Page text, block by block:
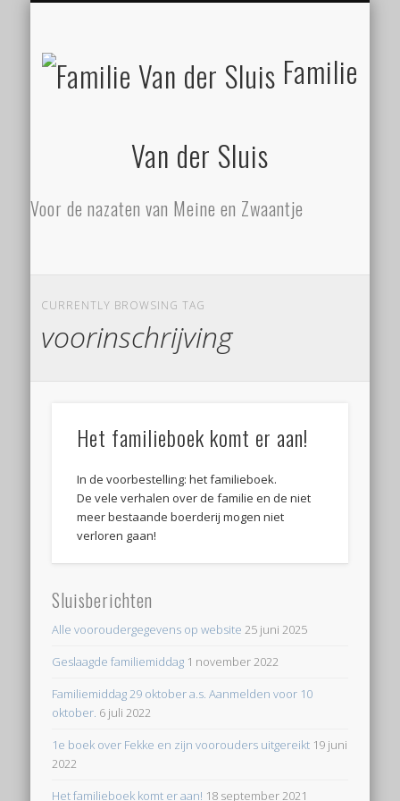
Familie
Van der Sluis
Voor de nazaten van Meine en Zwaantje
CURRENTLY BROWSING TAG
voorinschrijving
Het familieboek komt er aan!
In de voorbestelling: het familieboek.
De vele verhalen over de familie en de niet
meer bestaande boerderij mogen niet
verloren gaan!
Sluisberichten
Alle vooroudergegevens op website 25 juni 2025
Geslaagde familiemiddag 1 november 2022
Familiemiddag 29 oktober a.s. Aanmelden voor 10
oktober. 6 juli 2022
1e boek over Fekke en zijn voorouders uitgereikt 19 juni
2022
Het familieboek komt er aan! 18 september 2021